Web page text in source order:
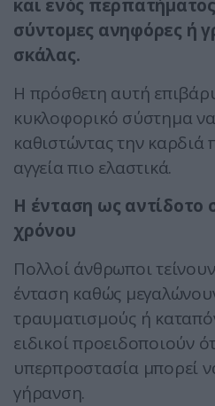
και ενός
σύντομες ανηφόρες ή
σκάλας.
Η πρόσθετη αυτή
κυκλοφορικό σύστημα
καθιστώντας την καρδιά
αγγεία πιο ελαστικά.
Η ένταση ως αντίδοτο
χρόνου
Πολλοί άνθρωποι
ένταση καθώς
τραυματισμούς ή
ειδικοί προειδοποιούν
υπερπροστασία μπορεί
γήρανση.